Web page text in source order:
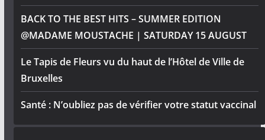
BACK TO THE BEST HITS – SUMMER EDITION
@MADAME MOUSTACHE | SATURDAY 15 AUGUST
Le Tapis de Fleurs vu du haut de l’Hôtel de Ville de
Bruxelles
Santé : N’oubliez pas de vérifier votre statut vaccinal